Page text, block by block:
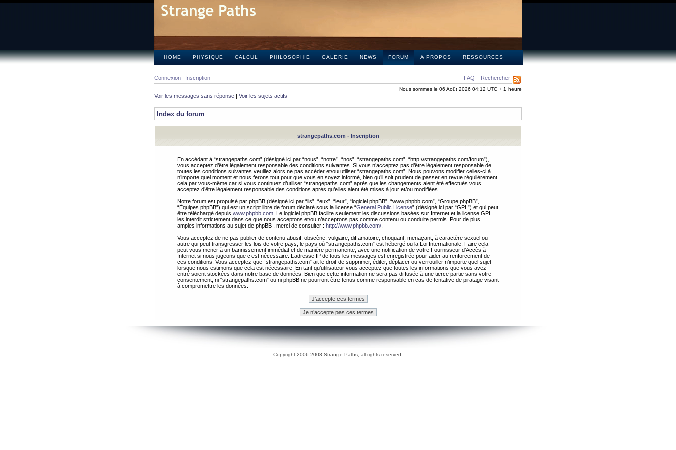
HOME PHYSIQUE CALCUL PHILOSOPHIE GALERIE NEWS FORUM A PROPOS RESSOURCES
FAQ Rechercher
Connexion Inscription
Nous sommes le 06 Août 2026 04:12 UTC + 1 heure
Voir les messages sans réponse | Voir les sujets actifs
Index du forum
strangepaths.com - Inscription
En accédant à “strangepaths.com” (désigné ici par “nous”, “notre”, “nos”, “strangepaths.com”, “http://strangepaths.com/forum”),
vous acceptez d’être légalement responsable des conditions suivantes. Si vous n’acceptez pas d’être légalement responsable de
toutes les conditions suivantes veuillez alors ne pas accéder et/ou utiliser “strangepaths.com”. Nous pouvons modifier celles-ci à
n’importe quel moment et nous ferons tout pour que vous en soyez informé, bien qu’il soit prudent de passer en revue régulièrement
cela par vous-même car si vous continuez d’utiliser “strangepaths.com” après que les changements aient été effectués vous
acceptez d’être légalement responsable des conditions après qu’elles aient été mises à jour et/ou modifiées.
Notre forum est propulsé par phpBB (désigné ici par “ils”, “eux”, “leur”, “logiciel phpBB”, “www.phpbb.com”, “Groupe phpBB”,
“Équipes phpBB”) qui est un script libre de forum déclaré sous la license “General Public License” (désigné ici par “GPL”) et qui peut
être téléchargé depuis www.phpbb.com . Le logiciel phpBB facilite seulement les discussions basées sur Internet et la license GPL
les interdit strictement dans ce que nous acceptons et/ou n’acceptons pas comme contenu ou conduite permis. Pour de plus
amples informations au sujet de phpBB , merci de consulter : http://www.phpbb.com/
Vous acceptez de ne pas publier de contenu abusif, obscène, vulgaire, diffamatoire, choquant, menaçant, à caractère sexuel ou
autre qui peut transgresser les lois de votre pays, le pays où “strangepaths.com” est hébergé ou la Loi Internationale. Faire cela
peut vous mener à un bannissement immédiat et de manière permanente, avec une notification de votre Fournisseur d’Accès à
Internet si nous jugeons que c’est nécessaire. L’adresse IP de tous les messages est enregistrée pour aider au renforcement de
ces conditions. Vous acceptez que “strangepaths.com” ait le droit de supprimer, éditer, déplacer ou verrouiller n’importe quel sujet
lorsque nous estimons que cela est nécessaire. En tant qu’utilisateur vous acceptez que toutes les informations que vous avez
entré soient stockées dans notre base de données. Bien que cette information ne sera pas diffusée à une tierce partie sans votre
consentement, ni “strangepaths.com” ou ni phpBB ne pourront être tenus comme responsable en cas de tentative de piratage visant
à compromettre les données.
Copyright 2006-2008 Strange Paths, all rights reserved.